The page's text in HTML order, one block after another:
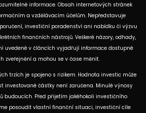
informace. Obsah internetových stránek
a vzdělávacím účelům. Nepředstavuje
investiční poradenství ani nabídku či výzvu
finančních nástrojů. Veškeré názory, odhady,
uvedené v článcích vyjadřují informace dostupné
zveřejnění a mohou se v čase měnit.
trzích je spojeno s rizikem. Hodnota investic může
investované částky není zaručena. Minulé výnosy
budoucích. Před přijetím jakéhokoli investičního
posoudit vlastní finanční situaci, investiční cíle